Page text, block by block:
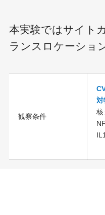
本実験ではサイト
ランスロケーショ
観察条件
対
核